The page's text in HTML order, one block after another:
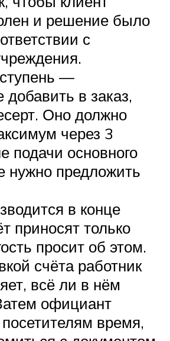
и решение было
с
—
в заказ,
Оно должно
через 3
подачи основного
нужно предложить
в конце
приносят только
просит об этом.
счёта работник
всё ли в нём
официант
время,